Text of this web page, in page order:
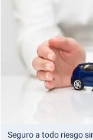
Seguro a todo riesgo